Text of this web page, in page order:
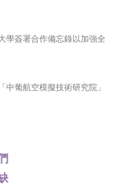
學簽署合作備忘錄以加強全
葡航空模擬技術研究院」